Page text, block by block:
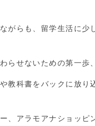
がらも、留学生活に少
らせないための第一歩、
教科書をバックに放
、アラモアナショッピ